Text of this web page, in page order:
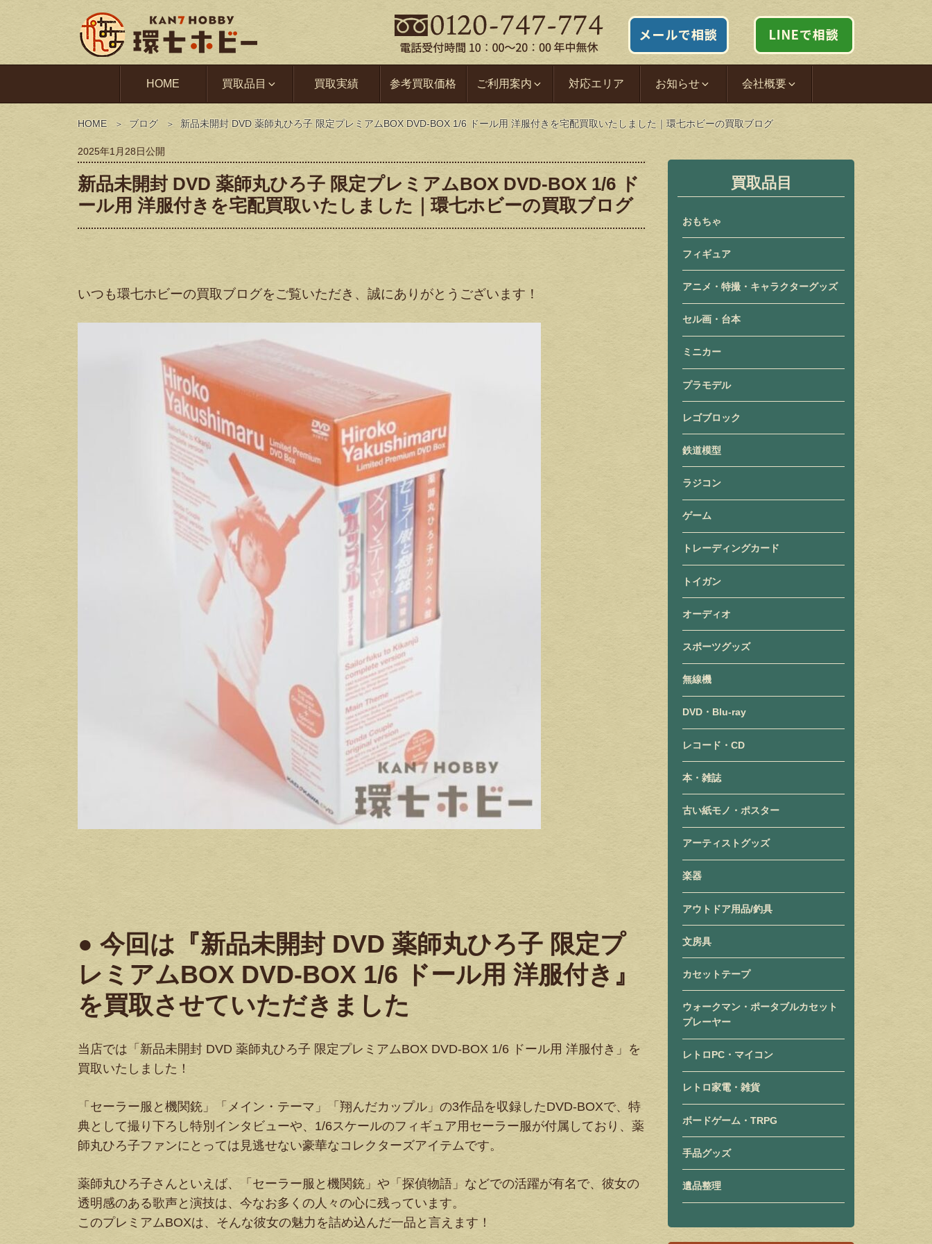
HOME 買取品目 買取実績 参考買取価格 ご利用案内 対応エリア お知らせ 会社概要
HOME ブログ 新品未開封 DVD 薬師丸ひろ子 限定プレミアムBOX DVD-BOX 1/6 ドール用 洋服付きを宅配買取いたしました｜環七ホビーの買取ブログ
2025年1月28日公開
新品未開封 DVD 薬師丸ひろ子 限定プレミアムBOX DVD-BOX 1/6 ド
ール用 洋服付きを宅配買取いたしました｜環七ホビーの買取ブログ
いつも環七ホビーの買取ブログをご覧いただき、誠にありがとうございます！
● 今回は『新品未開封 DVD 薬師丸ひろ子 限定プ
レミアムBOX DVD-BOX 1/6 ドール用 洋服付き』
を買取させていただきました
当店では「新品未開封 DVD 薬師丸ひろ子 限定プレミアムBOX DVD-BOX 1/6 ドール用 洋服付き」を
買取いたしました！
「セーラー服と機関銃」「メイン・テーマ」「翔んだカップル」の3作品を収録したDVD-BOXで、特
典として撮り下ろし特別インタビューや、1/6スケールのフィギュア用セーラー服が付属しており、薬
師丸ひろ子ファンにとっては見逃せない豪華なコレクターズアイテムです。
薬師丸ひろ子さんといえば、「セーラー服と機関銃」や「探偵物語」などでの活躍が有名で、彼女の
透明感のある歌声と演技は、今なお多くの人々の心に残っています。
このプレミアムBOXは、そんな彼女の魅力を詰め込んだ一品と言えます！
買取品目
おもちゃ
フィギュア
アニメ・特撮・キャラクターグッズ
セル画・台本
ミニカー
プラモデル
レゴブロック
鉄道模型
ラジコン
ゲーム
トレーディングカード
トイガン
オーディオ
スポーツグッズ
無線機
DVD・Blu-ray
レコード・CD
本・雑誌
古い紙モノ・ポスター
アーティストグッズ
楽器
アウトドア用品/釣具
文房具
カセットテープ
ウォークマン・ポータブルカセット
プレーヤー
レトロPC・マイコン
レトロ家電・雑貨
ボードゲーム・TRPG
手品グッズ
遺品整理